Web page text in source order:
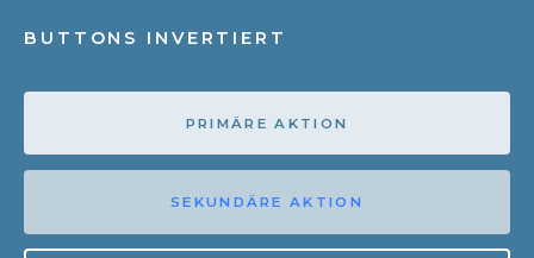
BUTTONS INVERTIERT
PRIMÄRE AKTION
SEKUNDÄRE AKTION